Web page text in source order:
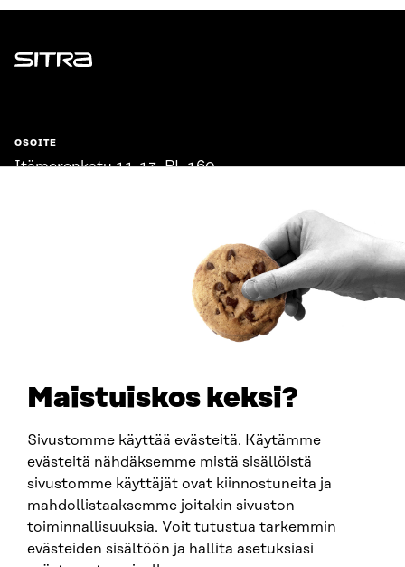
Maistuiskos keksi?
Sivustomme käyttää evästeitä. Käytämme
evästeitä nähdäksemme mistä sisällöistä
sivustomme käyttäjät ovat kiinnostuneita ja
mahdollistaaksemme joitakin sivuston
toiminnallisuuksia. Voit tutustua tarkemmin
evästeiden sisältöön ja hallita asetuksiasi
Sitra
OSOITE
Itämerenkatu 11-13, PL 160,
SITRA SOSIAALISESSA MEDIASSA
LinkedIn
Instagram
YouTube